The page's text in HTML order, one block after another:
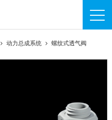
动力总成系统 螺纹式透气阀